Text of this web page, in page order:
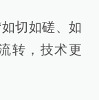
切如磋、如
转，技术更